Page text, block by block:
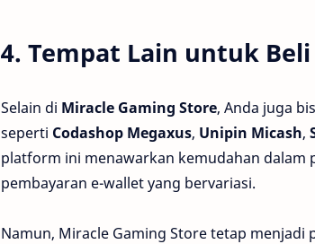
4. Tempat Lain untuk
Selain di Miracle Gaming Store, Anda juga
seperti Codashop Megaxus, Unipin Micash,
platform ini menawarkan kemudahan dalam
pembayaran e-wallet yang bervariasi.
Namun, Miracle Gaming Store tetap